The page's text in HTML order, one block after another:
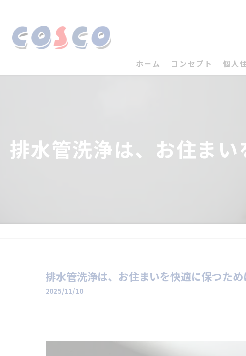
ホーム コンセプト 個人
排水管洗浄は、お住ま
排水管洗浄は、お住まいを快適に保つた
2025/11/10